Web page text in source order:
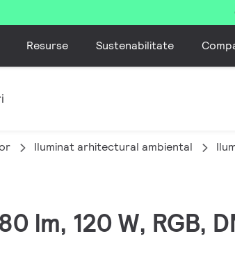
Resurse Sustenabilitate
Iluminat arhitectural ambiental
lm, 120 W, RGB,